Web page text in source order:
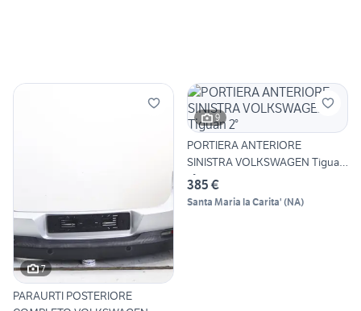
7
PARAURTI POSTERIORE
9
PORTIERA ANTERIORE
SINISTRA VOLKSWAGEN Tiguan
2°
385 €
Santa Maria la Carita' (NA)